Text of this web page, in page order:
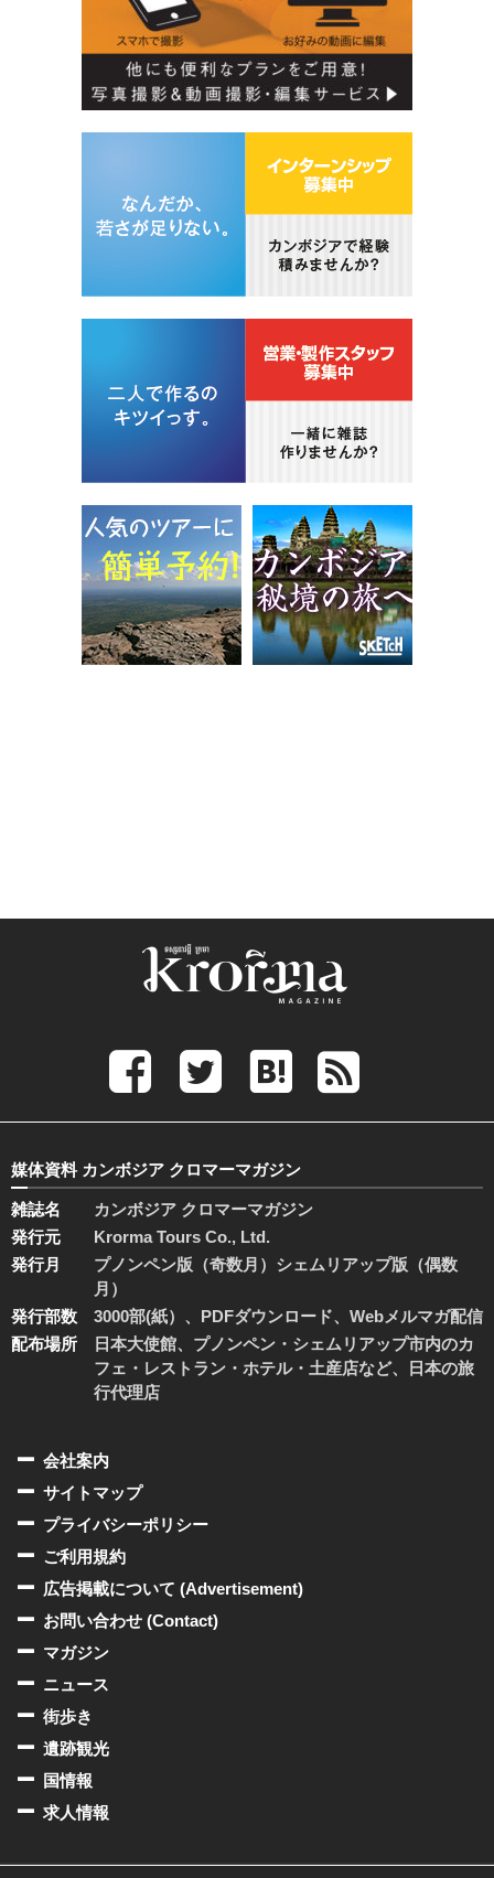
媒体資料 カンボジア クロマーマガジン
雑誌名
カンボジア クロマーマガジン
発行元
Krorma Tours Co., Ltd.
発行月
プノンペン版（奇数月）シェムリアップ版（偶数
月）
発行部数
3000部(紙）、PDFダウンロード、Webメルマガ配信
配布場所
日本大使館、プノンペン・シェムリアップ市内のカ
フェ・レストラン・ホテル・土産店など、日本の旅
行代理店
会社案内
サイトマップ
プライバシーポリシー
ご利用規約
広告掲載について (Advertisement)
お問い合わせ (Contact)
マガジン
ニュース
街歩き
遺跡観光
国情報
求人情報